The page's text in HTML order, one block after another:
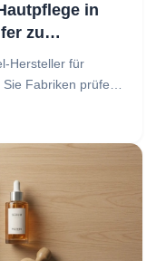
in
zu
ODM-
Hersteller für
Fabriken prüfen,